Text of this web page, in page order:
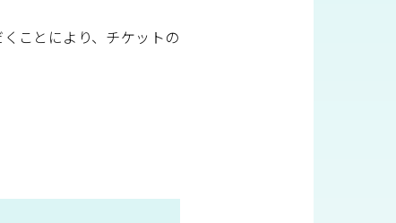
ことにより、チケットの